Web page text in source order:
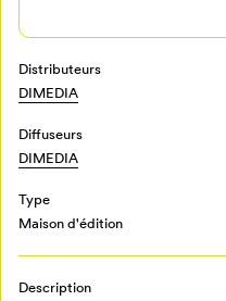
Mon Salon
Programmation
Billetterie
Distributeurs
DIMEDIA
Diffuseurs
DIMEDIA
Type
Maison d'édition
Description
connectez-vous